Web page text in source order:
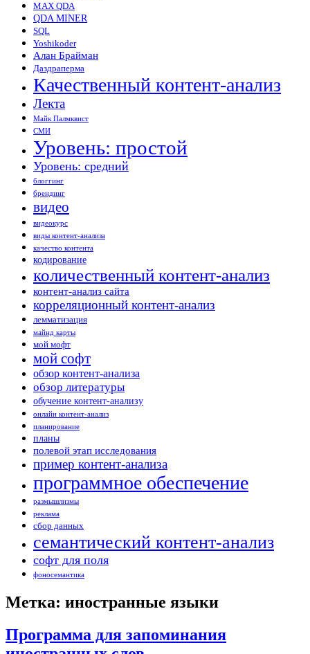
MAX QDA
QDA MINER
SQL
Yoshikoder
Алан Брайман
Даздраперма
Качественный контент-анализ
Лекта
Майк Палмквист
СМИ
Уровень: простой
Уровень: средний
блоггинг
брендинг
видео
видеокурс
виды контент-анализа
качество контента
кодирование
количественный контент-анализ
контент-анализ сайта
корреляционный контент-анализ
лемматизация
майнд карты
мой мофт
мой софт
обзор контент-анализа
обзор литературы
обучение контент-анализу
онлайн контент-анализ
планирование
планы
полевой этап исследования
пример контент-анализа
программное обеспечение
размышлизмы
реклама
сбор данных
семантический контент-анализ
софт для поля
фоносемантика
Метка: иностранные языки
Программа для запоминания